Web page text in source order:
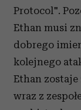
Protocol".
Ethan musi
dobrego
kolejnego
Ethan
wraz z